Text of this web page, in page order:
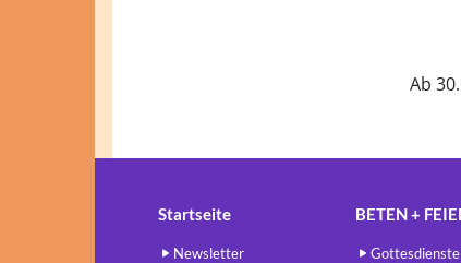
Ab
Startseite
Newsletter
BETEN +
Gottesdienste